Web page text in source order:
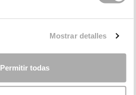
Mostrar detalles
Permitir todas